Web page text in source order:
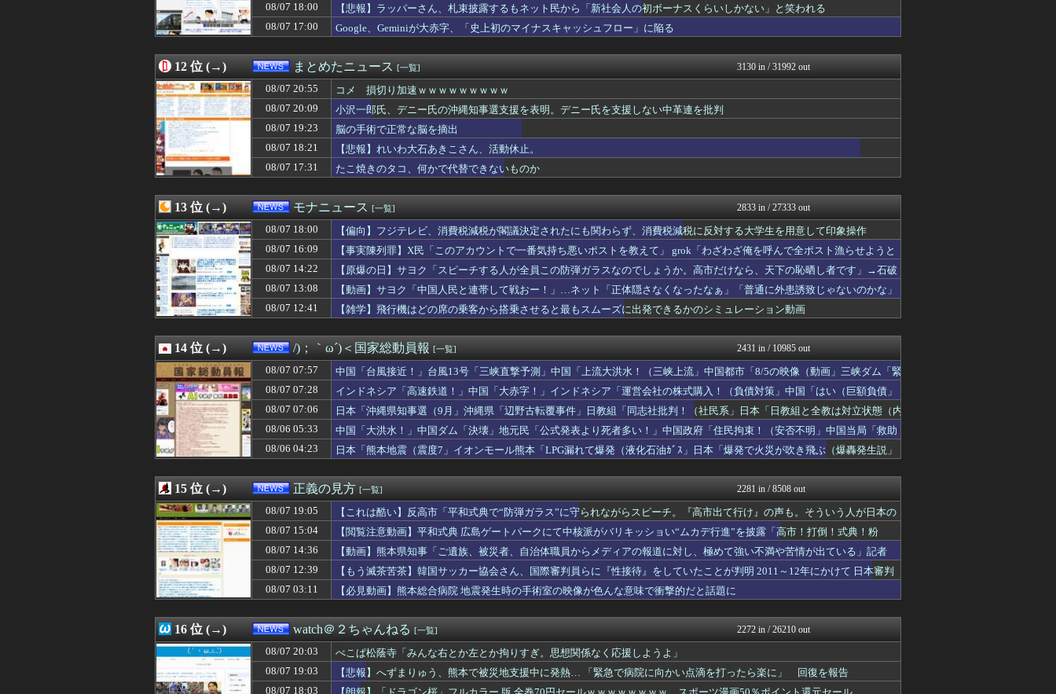
08/07 16:41
プログラミングやりたい。人生を変えるために
かせまと！
08/07 16:31
「盆踊り」は騒音か 苦情数件会場半減 無音の中イヤホンから流れる曲に合わせ踊る...
08/07 16:29
トランプ氏、「出産旅行」禁じる大統領令 米国籍取得を目的とした中国人らの渡米を...
日本第一！ニュース録
08/07 16:22
中国企業Zbtlink製ルーター20機種にバックドア、外部から完全制御のおそれ...
軍事・ミリタリー速報☆彡
08/07 16:19
「果糖」が「がん転移」を促すと判明
まとめたニュース
08/07 16:12
【衝撃】若者達「株取引をゲーム感覚にしたろ！」→結果
08/07 16:10
【速報】熊本県知事、オールドメディアの被災者、遺族への取材に怒り「極めて強い不...
おーるじゃんる
08/07 16:09
【悲報】外国人グループ、田園都市線の橋脚にスプレーで落書きする動画がネットで話...
政経ワロスまとめニュース♪
08/07 16:09
辺野古の防犯カメラ画像を見た玉城デニー、「うまい言い訳が思いつかなかったからそ...
U-1 NEWS.
08/07 16:09
【事実陳列罪】X民「このアカウントで一番気持ち悪いポストを教えて」 grok「...
08/07 16:05
「部活辞めたい」て教師に言うと。。。
08/07 16:03
【朗報】菅直人元総理、再評価されるｗｗｗｗｗｗｗｗｗｗｗｗｗｗｗｗｗｗ
watch＠２ちゃんねる
08/07 16:01
【福岡】3年間で2億6500万円 福岡県議会「海外視察費」公表
痛いニュース(ﾉ∀`)
08/07 16:00
森山裕・自民党前幹事長が明かした対中外交の大失態「高市総理の“個人的なSNS投...
黒マッチョニュース
08/07 16:00
かつて650万部を誇った「週刊少年ジャンプ」、発行部数が初の100万部割れ
常識的に考えた
08/07 16:00
【画像あり】ディズニーの「おいなり巻（600円）」、卑猥すぎて賛否両論ｗｗｗｗ...
投資ちゃんねる
08/07 16:00
【ジャングリア沖縄】「ロイヤルチケット」発売、アトラクション優先案内、ソフトド...
みそパンNEWS
08/07 15:55
韓国サッカー協会 2011～12年に国際審判員らを性接待 ［8/7］
国難にあってもの申す！！
08/07 15:43
介護職だけどストレスでマジで辞めたい
ふぇー速
08/07 15:40
韓国と台湾の輸出額ともに初の日本超え 26年上期、AI特需の恩恵で差
にゅーすアルー！
08/07 15:29
8万が12万円「とても払えず」 相次ぐ家賃値上げ、どうすれば
日本第一！ニュース録
08/07 15:20
【Money1】 韓国「信用赦免を何回やっても、何回やっても」⇒ 257万人赦...
キムチ速報
08/07 15:19
【速報】全国の女子高生、お前らに苦言ｗｗｗｗｗｗｗｗｗｗ
まとめたニュース
08/07 15:19
北海道江別大学生殺人事件、主犯格の川口被告(19)に無期懲役の判決
ガハろぐNewsヽ(･ω･...
08/07 15:15
ルールを守る気ないなら交渉にもならないよ 〜 【日本水産物輸入禁止に釈明が必要...
反日愚国 恨寓瘻
08/07 15:13
増量ファミチキ食ったか？(´・ω・｀)
理想ちゃんねる
08/07 15:12
【衝撃】みんなで大家さん、ガチで『深刻な状態』になってしまう・・・・
NEWSまとめもりー｜2c...
08/07 15:10
【韓国サッカー協会】外国人審判約10人に性的接待か 計1496回、約2億ウォン...
保守速報
08/07 15:10
【速報】エッセイスト「原爆を二度と使わせてはならない」→リプ「もちろん中国の核...
おーるじゃんる
08/07 15:09
「高市早苗はどんだけ自己顕示欲が強いんだ」と左派が『高木美帆氏に送られた包丁セ...
U-1 NEWS.
08/07 15:08
アメリカには「膨大な量の兵器がある」トランプ大統領が主張…在庫枯渇の報道受け！
軍事・ミリタリー速報☆彡
08/07 15:04
【閲覧注意動画】平和式典 広島ゲートパークにて中核派がバリキッショい“ムカデ行... 正義の見方
08/07 18:00
【悲報】ラッパーさん、札束披露するもネット民から「新社会人の初ボーナスくらいしかない」と笑われる
08/07 17:00
Google、Geminiが大赤字、「史上初のマイナスキャッシュフロー」に陥る
12 位 (→) まとめたニュース [一覧] 3130 in / 31992 out
08/07 20:55
コメ 損切り加速ｗｗｗｗｗｗｗｗｗ
08/07 20:09
小沢一郎氏、デニー氏の沖縄知事選支援を表明。デニー氏を支援しない中革連を批判
08/07 19:23
脳の手術で正常な脳を摘出
08/07 18:21
【悲報】れいわ大石あきこさん、活動休止。
08/07 17:31
たこ焼きのタコ、何かで代替できないものか
13 位 (→) モナニュース [一覧] 2833 in / 27333 out
08/07 18:00
【偏向】フジテレビ、消費税減税が閣議決定されたにも関わらず、消費税減税に反対する大学生を用意して印象操作
08/07 16:09
【事実陳列罪】X民「このアカウントで一番気持ち悪いポストを教えて」 grok「わざわざ俺を呼んで全ポスト漁らせようと
してるこのポストが一番気持ち悪い」
08/07 14:22
【原爆の日】サヨク「スピーチする人が全員この防弾ガラスなのでしょうか。高市だけなら、天下の恥晒し者です」→石破
茂も防弾ガラスで演説してました
08/07 13:08
【動画】サヨク「中国人民と連帯して戦おー！」…ネット「正体隠さなくなったなぁ」「普通に外患誘致じゃないのかな」
08/07 12:41
【雑学】飛行機はどの席の乗客から搭乗させると最もスムーズに出発できるかのシミュレーション動画
14 位 (→) /)；｀ω´)＜国家総動員報 [一覧] 2431 in / 10985 out
08/07 07:57
中国「台風接近！」台風13号「三峡直撃予測」中国「上流大洪水！（三峡上流」中国都市「8/5の映像（動画」三峡ダム「緊
急放流（決壊危機」中国「下流大水害（震え声」→
08/07 07:28
インドネシア「高速鉄道！」中国「大赤字！」インドネシア「運営会社の株式購入！（負債対策」中国「はい（巨額負債」
インドネシア「700km延伸計画！（実質中止」→
08/07 07:06
日本「沖縄県知事選（9月」沖縄県「辺野古転覆事件」日教組「同志社批判！（社民系」日本「日教組と全教は対立状態（内
ｹﾞﾊﾞ」特別調査委員会「同志社に猛省促す」→
08/06 05:33
中国「大洪水！」中国ダム「決壊」地元民「公式発表より死者多い！」中国政府「住民拘束！（安否不明」中国当局「救助
隊動画も削除」台風13号「三峡ﾀﾞﾑ接近中」→
08/06 04:23
日本「熊本地震（震度7」イオンモール熊本「LPG漏れて爆発（液化石油ｶﾞｽ」日本「爆発で火災が吹き飛ぶ（爆轟発生説」
15 位 (→) 正義の見方 [一覧] 2281 in / 8508 out
08/07 19:05
【これは酷い】反高市「平和式典で“防弾ガラス”に守られながらスピーチ。『高市出て行け』の声も。そういう人が日本の
総理」→ツッコミ多数「石破さんの時からだよ」
08/07 15:04
【閲覧注意動画】平和式典 広島ゲートパークにて中核派がバリキッショい“ムカデ行進”を披露「高市！打倒！式典！粉
砕！」
08/07 14:36
【動画】熊本県知事「ご遺族、被災者、自治体職員からメディアの報道に対し、極めて強い不満や苦情が出ている」記者
「具体的には？」→
08/07 12:39
【もう滅茶苦茶】韓国サッカー協会さん、国際審判員らに『性接待』をしていたことが判明 2011～12年にかけて 日本審判
も対象との指摘も
08/07 03:11 【必見動画】熊本総合病院 地震発生時の手術室の映像が色んな意味で衝撃的だと話題に
16 位 (→) watch＠２ちゃんねる [一覧] 2272 in / 26210 out
08/07 20:03
ぺこぱ松蔭寺「みんな右とか左とか拘りすぎ。思想関係なく応援しようよ」
08/07 19:03
【悲報】へずまりゅう、熊本で被災地支援中に発熱… 「緊急で病院に向かい点滴を打ったら楽に」 回復を報告
08/07 18:03